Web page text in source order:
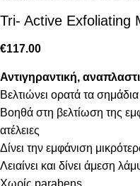
Tri- Active Exfoliating
€117.00
Αντιγηραντική,
Βελτιώνει ορατά τα
Βοηθά στη βελτίωση της
ατέλειες
Δίνει την εμφάνιση
Λειαίνει και δίνει άμεση
Χωρίς parabens